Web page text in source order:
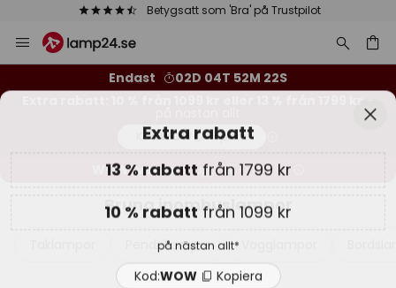
Betygsatt som 'Bra' på Trustpilot
Hoppa
till
Endast
02D 04T 52M 21S
Kod:WOW Kopiera
WOW-veckan:upp till -70 % >
Bruna inomhuslampor
Pendellampor
13 % rabattfrån 1799 kr
10 % rabatt
från 1099 kr
*exkluderade varumärken